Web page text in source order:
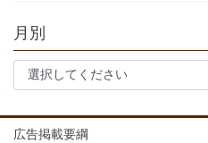
月別
広告掲載要綱